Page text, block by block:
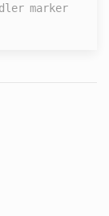
marker